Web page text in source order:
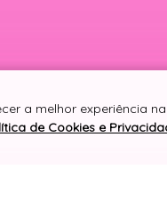
a melhor experiência
de Cookies e